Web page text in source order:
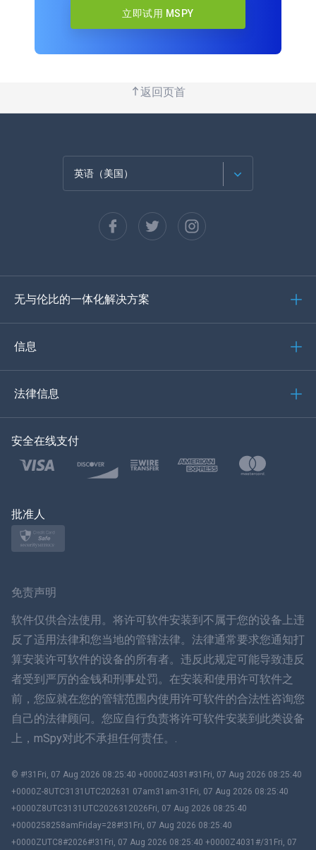
立即试用 MSPY
返回页首
英语（美国）
西班牙语
德语
土耳其语
波兰文
ภาษาไทย
简体中文
丹麦语
हिंदी
עברית
无与伦比的一体化解决方案
信息
法律信息
安全在线支付
批准人
免责声明
软件仅供合法使用。将许可软件安装到不属于您的设备上违
反了适用法律和您当地的管辖法律。法律通常要求您通知打
算安装许可软件的设备的所有者。违反此规定可能导致违反
者受到严厉的金钱和刑事处罚。在安装和使用许可软件之
前，您应就在您的管辖范围内使用许可软件的合法性咨询您
自己的法律顾问。您应自行负责将许可软件安装到此类设备
上，mSpy对此不承担任何责任。.
© #!31Fri, 07 Aug 2026 08:25:40 +0000Z4031#31Fri, 07 Aug 2026 08:25:40
+0000Z-8UTC3131UTC202631 07am31am-31Fri, 07 Aug 2026 08:25:40
+0000Z8UTC3131UTC2026312026Fri, 07 Aug 2026 08:25:40
+0000258258amFriday=28#!31Fri, 07 Aug 2026 08:25:40
+0000ZUTC8#2026#!31Fri, 07 Aug 2026 08:25:40 +0000Z4031#/31Fri, 07